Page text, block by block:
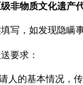
级非物质文化遗产
写，如发现隐瞒
要求：
人的基本情况，